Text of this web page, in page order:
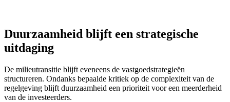
Duurzaamheid blijft een strategische
uitdaging
De milieutransitie blijft eveneens de vastgoedstrategieën
structureren. Ondanks bepaalde kritiek op de complexiteit van de
regelgeving blijft duurzaamheid een prioriteit voor een meerderheid
van de investeerders.